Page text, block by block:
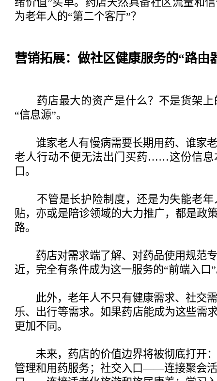
为老年人的“第二个客厅”？
营销拓展：做社区健康服务的“路由
药店最大的资产是什么？不是货架上
“信息源”。
谁家老人有慢病需要长期用药、谁家老
老人行动不便无法出门买药……这份信息
口。
不管是长护险制度，还是为失能老年
贴，亦或是陪诊领域的大力推广，都是政
路。
药店对需求端了解、对药品使用规范专
近，完全有条件成为这一服务的“前端入口
此外，老年人不只有健康需求、社交需
乐、出行等需求。如果药店能成为这些需
更加不同。
未来，药店的价值边界将被彻底打开
管理和用药服务；社交入口——连接聚会